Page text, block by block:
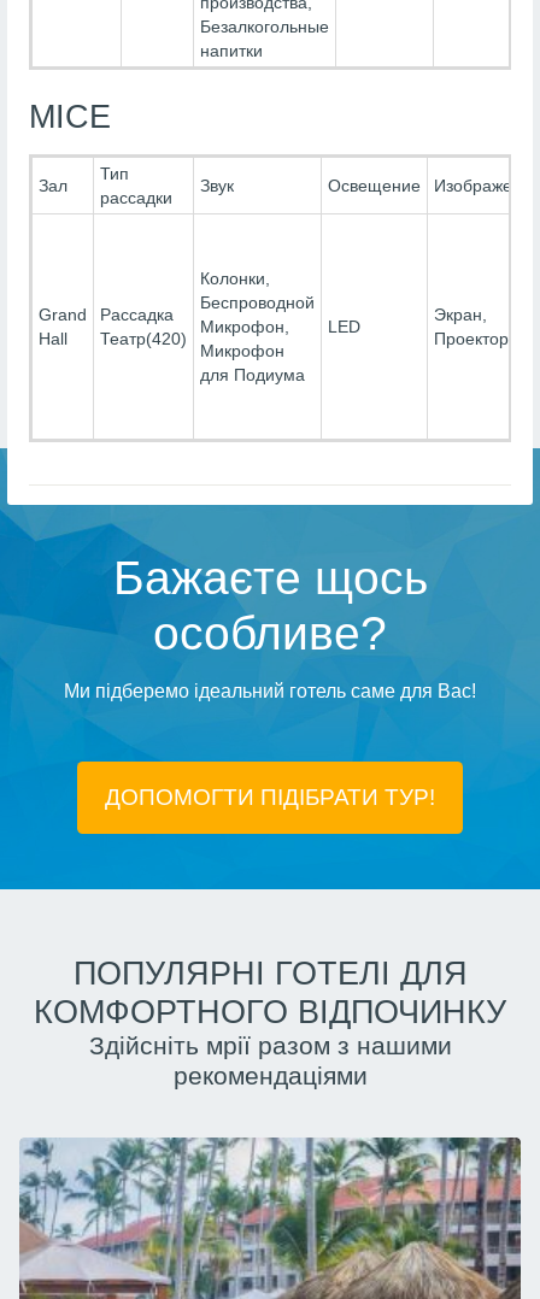
Безалкогольные
напитки
MICE
Зал
Тип
рассадки
Звук Освещение Изображение
Grand
Hall
Рассадка
Театр(420)
Колонки,
Беспроводной
Микрофон,
Микрофон
для Подиума
LED
Экран,
Проектор
Бажаєте щось
особливе?
Ми підберемо ідеальний готель саме для Вас!
ДОПОМОГТИ ПІДIБРАТИ ТУР!
ПОПУЛЯРНІ ГОТЕЛІ ДЛЯ
КОМФОРТНОГО ВІДПОЧИНКУ
Здійсніть мрії разом з нашими
рекомендаціями